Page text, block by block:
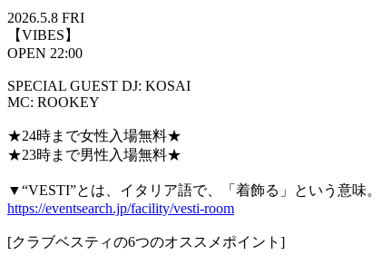
2026.5.8 FRI
【VIBES】
OPEN 22:00
SPECIAL GUEST DJ: KOSAI
MC: ROOKEY
★24時まで女性入場無料★
★23時まで男性入場無料★
▼“VESTI”とは、イタリア語で、「着飾る」という意味。
https://eventsearch.jp/facility/vesti-room
[クラブベスティの6つのオススメポイント]